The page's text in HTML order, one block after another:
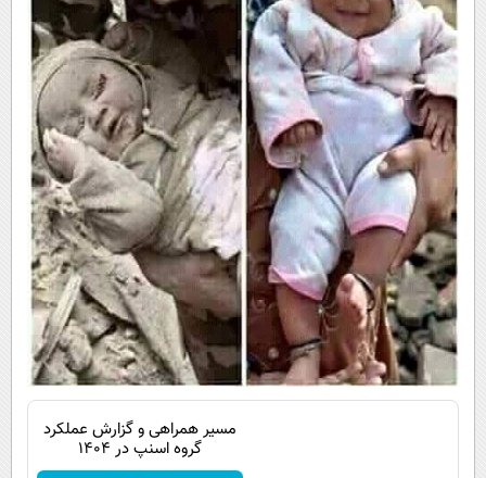
مسیر همراهی و گزارش عملکرد
گروه اسنپ در ۱۴۰۴